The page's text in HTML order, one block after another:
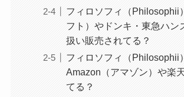
フィロソフィ（Philosophii
フト）やドンキ・東急ハン
扱い販売されてる？
フィロソフィ（Philosophii
Amazon（アマゾン）や楽
てる？